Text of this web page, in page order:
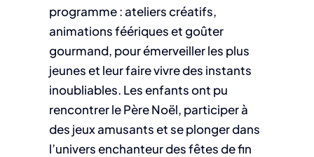
programme : ateliers créatifs,
animations féériques et goûter
gourmand, pour émerveiller les plus
jeunes et leur faire vivre des instants
inoubliables. Les enfants ont pu
rencontrer le Père Noël, participer à
des jeux amusants et se plonger dans
l’univers enchanteur des fêtes de fin